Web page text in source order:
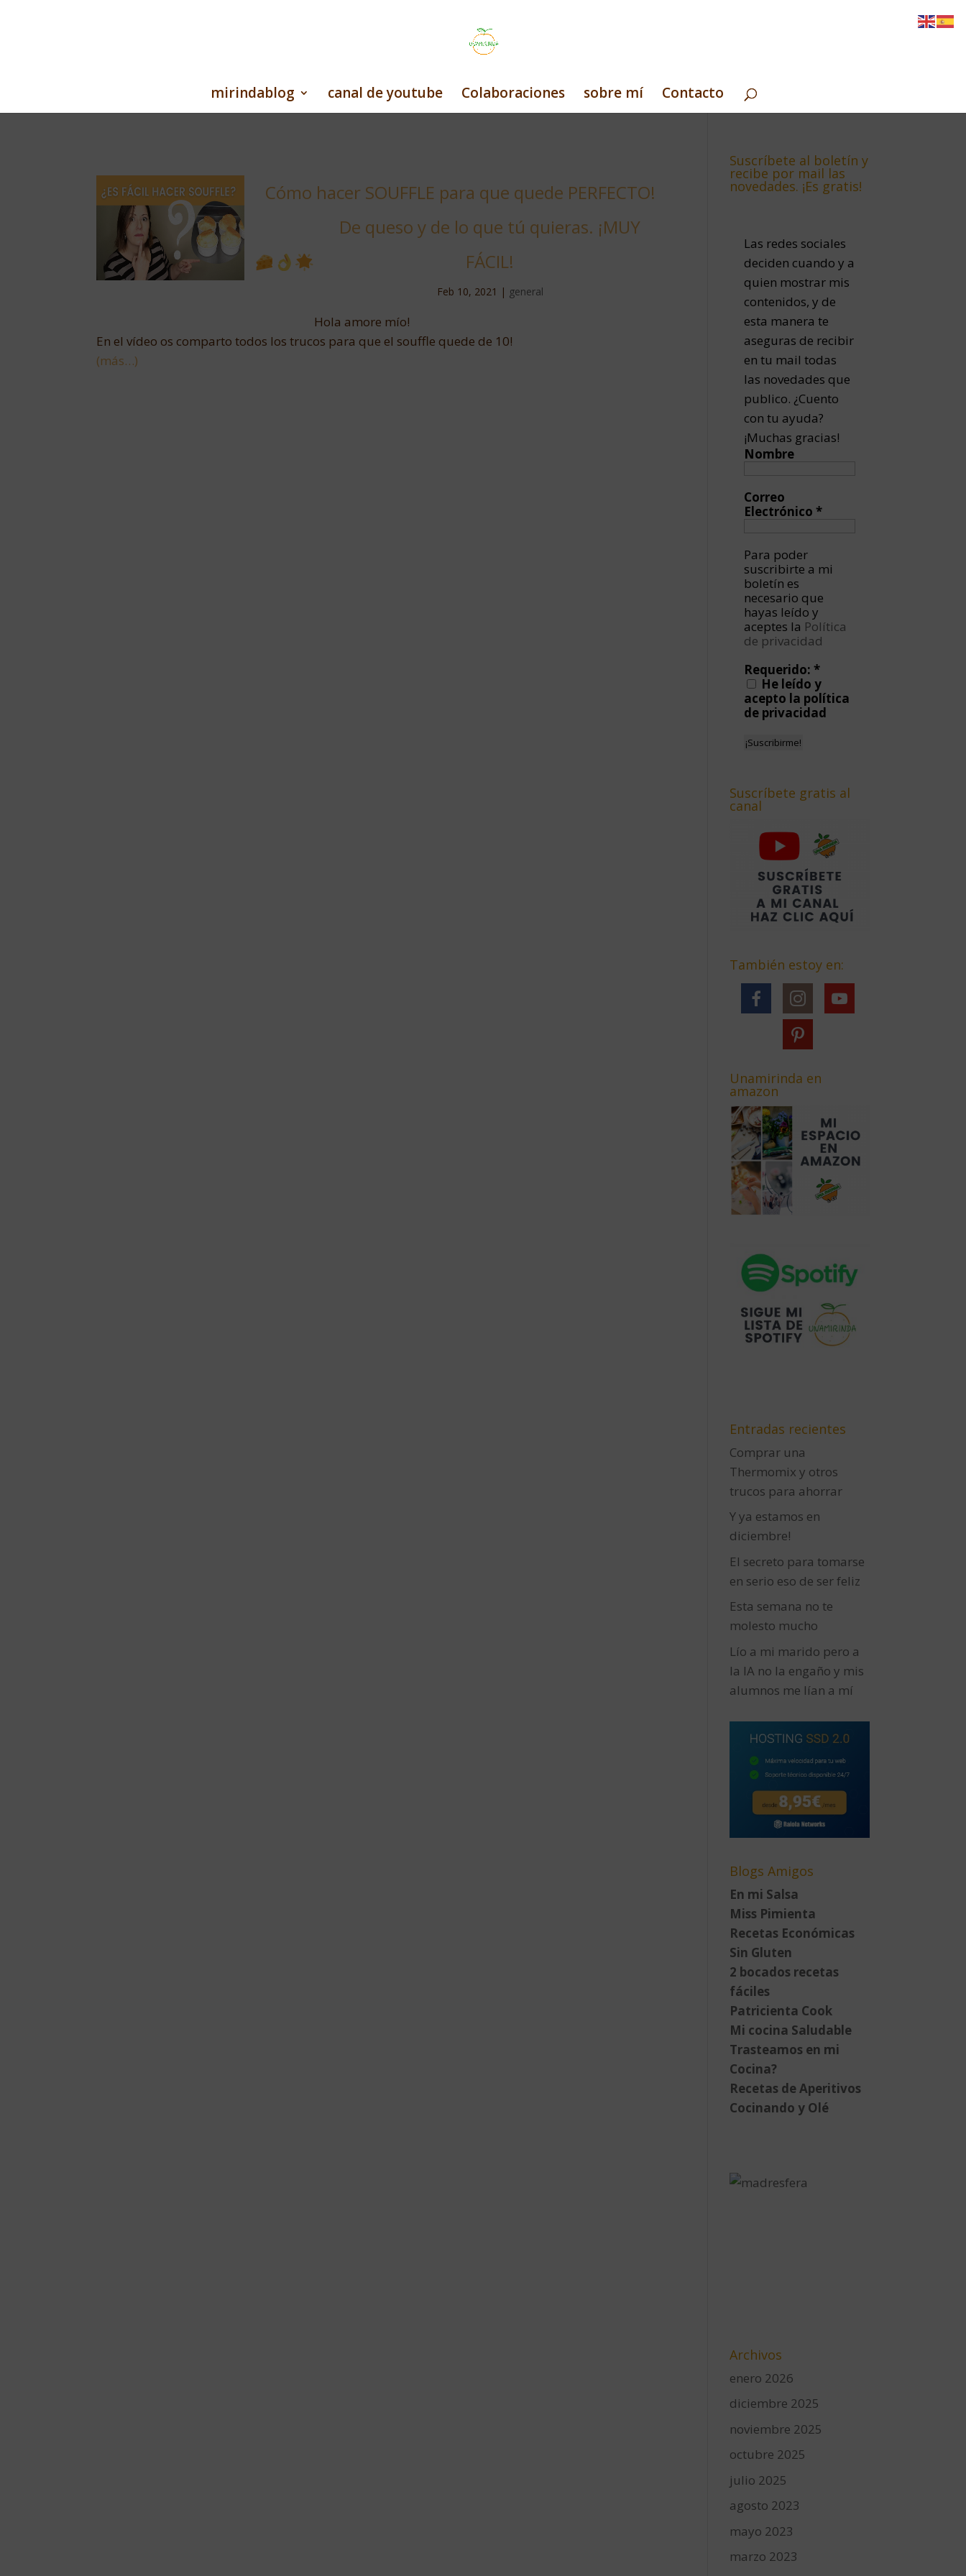
mirindablog canal de youtube Colaboraciones sobre mí Contacto
Cómo hacer SOUFFLE para que quede PERFECTO!
De quesoy de lo que tú quieras. ¡MUY
FÁCIL!
Feb 10, 2021 | general
Hola amore mío!
En el vídeo os comparto todos los trucos para que el souffle quede de 10!
(más…)
Suscríbete al boletín y
recibe por mail las
novedades. ¡Es gratis!
Las redes sociales
deciden cuando y a
quien mostrar mis
contenidos, y de
esta manera te
aseguras de recibir
en tu mail todas
las novedades que
publico. ¿Cuento
con tu ayuda?
¡Muchas gracias!
Nombre
Correo
Electrónico*
Para poder
suscribirte a mi
boletín es
necesario que
hayas leído y
aceptes la Política
de privacidad
Requerido:*
He leído y
acepto la política
de privacidad
Suscríbete gratis al
canal
También estoy en:
Unamirinda en
amazon
Entradas recientes
Comprar una
Thermomix y otros
trucos para ahorrar
Y ya estamos en
diciembre!
El secreto para tomarse
en serio eso de ser feliz
Esta semana no te
molesto mucho
Lío a mi marido pero a
la IA no la engaño y mis
alumnos me lían a mí
Blogs Amigos
En mi Salsa
Miss Pimienta
Recetas Económicas
Sin Gluten
2 bocados recetas
fáciles
Patricienta Cook
Mi cocina Saludable
Trasteamos en mi
Cocina?
Recetas de Aperitivos
Cocinando y Olé
Archivos
enero 2026
diciembre 2025
noviembre 2025
octubre 2025
julio 2025
agosto 2023
mayo 2023
marzo 2023